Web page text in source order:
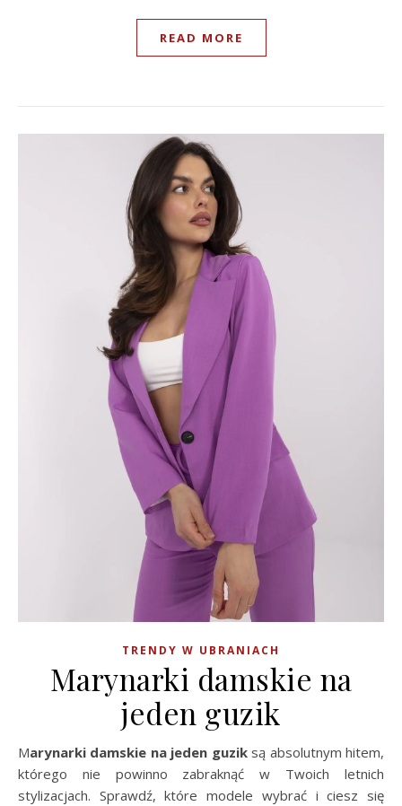
READ MORE
TRENDY W UBRANIACH
Marynarki damskie na
jeden guzik
Marynarki damskie na jeden guziksą absolutnym hitem,
którego nie powinno zabraknąć w Twoich letnich
stylizacjach. Sprawdź, które modele wybrać i ciesz się